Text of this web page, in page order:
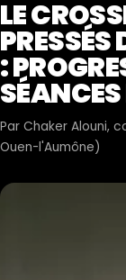
LE
:
Par Chaker Alouni,
Ouen-l'Aumône)